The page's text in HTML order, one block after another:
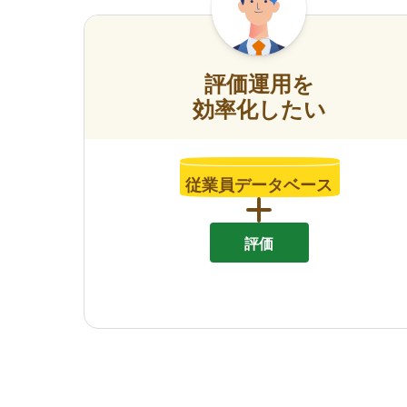
評価運用を
効率化したい
従業員データベース
評価